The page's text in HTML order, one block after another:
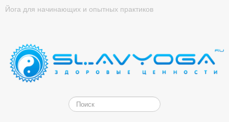
Йога для начинающих и опытных практиков